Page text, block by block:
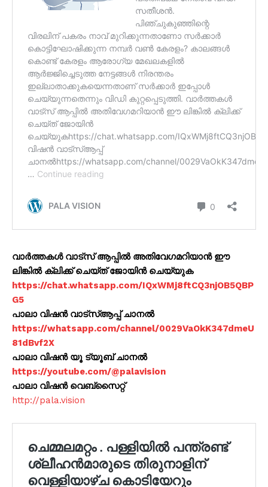
വാർത്തകൾ വാട്സ് ആപ്പിൽ അതിവേഗമറിയാൻ ഈ
ലിങ്കിൽ ക്ലിക്ക് ചെയ്ത് ജോയിൻ ചെയ്യുക
https://chat.whatsapp.com/IQxWMj8ftCQ3njOB5QBP
G5
പാലാ വിഷൻ വാട്സ്ആപ്പ് ചാനൽ
https://whatsapp.com/channel/0029VaOkK347dmeU
81dBvf2X
പാലാ വിഷൻ യൂ ട്യൂബ് ചാനൽ
https://youtube.com/@palavision
പാലാ വിഷൻ വെബ്സൈറ്റ്
http://pala.vision